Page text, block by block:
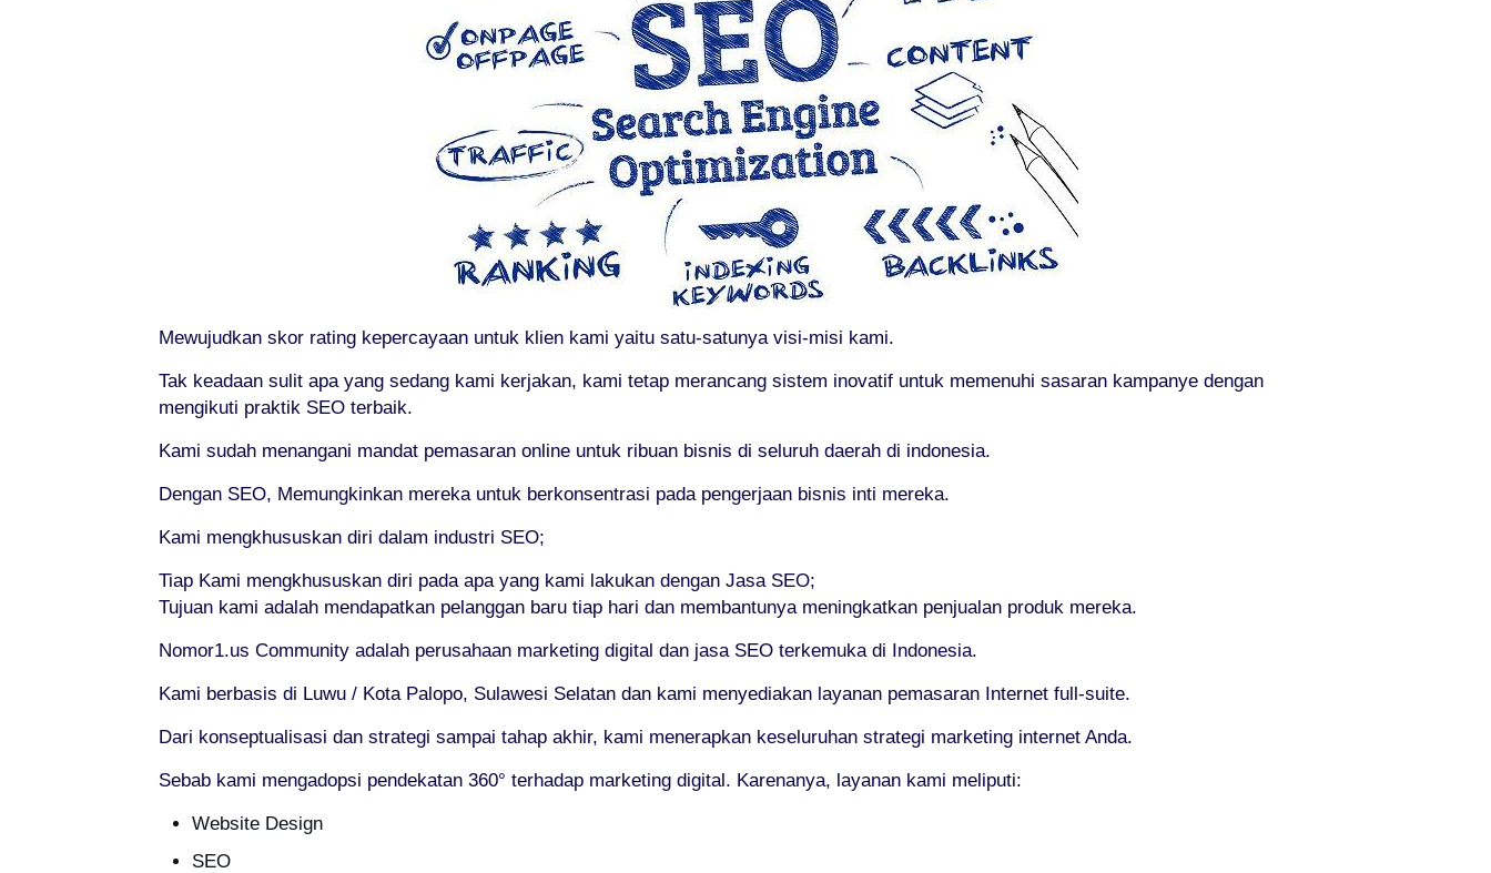
Mewujudkan skor rating kepercayaan untuk klien kami yaitu satu-satunya visi-misi kami.
Tak keadaan sulit apa yang sedang kami kerjakan, kami tetap merancang sistem inovatif untuk memenuhi sasaran kampanye dengan
mengikuti praktik SEO terbaik.
Kami sudah menangani mandat pemasaran online untuk ribuan bisnis di seluruh daerah di indonesia.
Dengan SEO, Memungkinkan mereka untuk berkonsentrasi pada pengerjaan bisnis inti mereka.
Kami mengkhususkan diri dalam industri SEO;
Tiap Kami mengkhususkan diri pada apa yang kami lakukan dengan Jasa SEO;
Tujuan kami adalah mendapatkan pelanggan baru tiap hari dan membantunya meningkatkan penjualan produk mereka.
Nomor1.us Community adalah perusahaan marketing digital dan jasa SEO terkemuka di Indonesia.
Kami berbasis di Luwu / Kota Palopo, Sulawesi Selatan dan kami menyediakan layanan pemasaran Internet full-suite.
Dari konseptualisasi dan strategi sampai tahap akhir, kami menerapkan keseluruhan strategi marketing internet Anda.
Sebab kami mengadopsi pendekatan 360° terhadap marketing digital. Karenanya, layanan kami meliputi:
Website Design
SEO